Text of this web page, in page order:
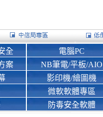
全
案
電腦PC
NB筆電/平板/AIO
影印機/繪圖機
微軟軟體專區
防毒安全軟體